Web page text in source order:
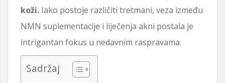
koži. Iako postoje različiti tretmani, veza između
NMN suplementacije i liječenja akni postala je
intrigantan fokus u nedavnim raspravama.
Sadržaj